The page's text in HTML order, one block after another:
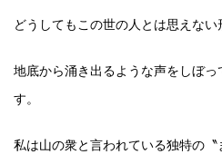
どうしてもこの世の人とは思えない
地底から涌き出るような声をしぼ
す。
私は山の衆と言われている独特の